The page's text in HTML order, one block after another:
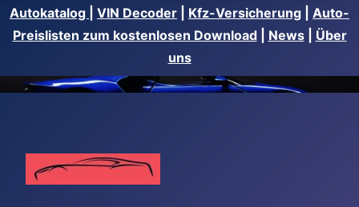
Autokatalog VIN Decoder Kfz-Versicherung
Auto-
Preislisten zum kostenlosen Download| News| Über
uns